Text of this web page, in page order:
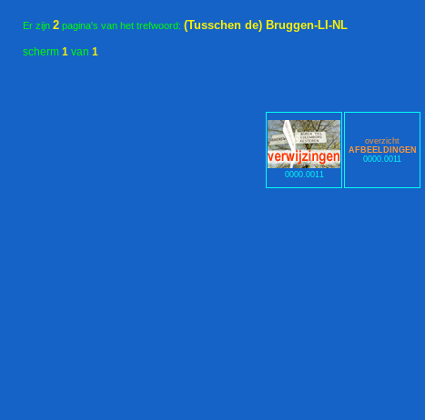
Er zijn 2 pagina's van het trefwoord: (Tusschen de) Bruggen-LI-NL
0000.0011
overzicht
AFBEELDINGEN
0000.0011
scherm 1 van 1